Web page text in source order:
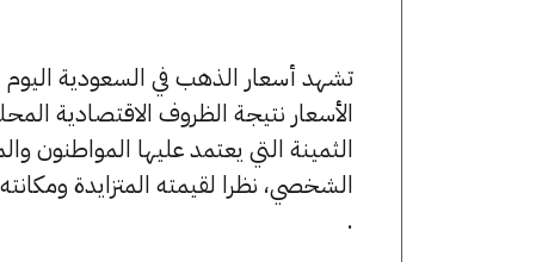
الأسعار نتيجة الظروف الاقتصادية
الثمينة التي يعتمد عليها المواطنون
الشخصي، نظرا لقيمته المتزايدة
.